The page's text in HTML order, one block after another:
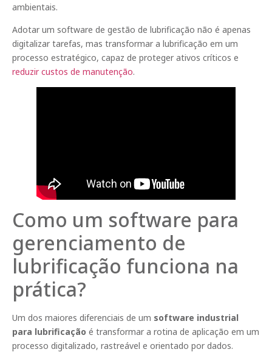
ambientais.
Adotar um software de gestão de lubrificação não é apenas
digitalizar tarefas, mas transformar a lubrificação em um
processo estratégico, capaz de proteger ativos críticos e
reduzir custos de manutenção.
Como um software para
gerenciamento de
lubrificação funciona na
prática?
Um dos maiores diferenciais de um software industrial
para lubrificação é transformar a rotina de aplicação em um
processo digitalizado, rastreável e orientado por dados.